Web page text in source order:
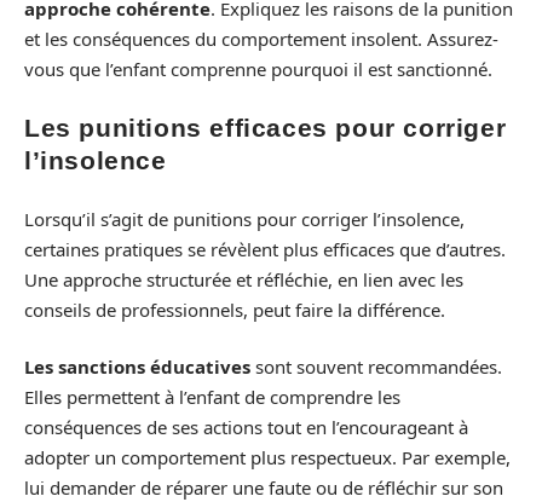
approche cohérente. Expliquez les raisons de la punition
et les conséquences du comportement insolent. Assurez-
vous que l’enfant comprenne pourquoi il est sanctionné.
Les punitions efficaces pour corriger
l’insolence
Lorsqu’il s’agit de punitions pour corriger l’insolence,
certaines pratiques se révèlent plus efficaces que d’autres.
Une approche structurée et réfléchie, en lien avec les
conseils de professionnels, peut faire la différence.
Les sanctions éducatives sont souvent recommandées.
Elles permettent à l’enfant de comprendre les
conséquences de ses actions tout en l’encourageant à
adopter un comportement plus respectueux. Par exemple,
lui demander de réparer une faute ou de réfléchir sur son